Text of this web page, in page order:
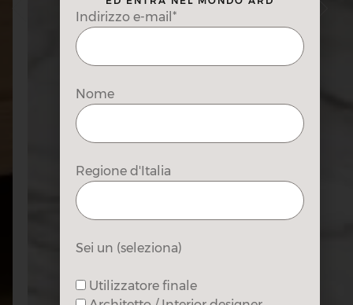
Indirizzo e-mail*
Nome
Regione d'Italia
Sei un (seleziona)
Utilizzatore finale